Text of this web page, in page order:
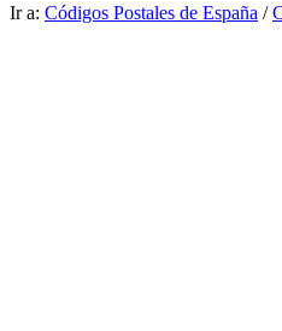
Ir a: Códigos Postales de España /